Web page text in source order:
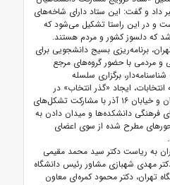
داد و گفت: این ستاد دارای شاخه‌های
و در این راستا تشکیل می‌شود که
که دلسوز کشور و مردم هستند.
برنامه‌ریزی بسیج دانشجویی برای
و مردمی با حضور گروه‌های مرجع
برگزاری سلسله
ایجاد «گذر انتخاب» در
حدفاصل سردر اصلی دانشگاه تهران و خیابان ۱۶ آذر با مشارکت تشکل‌های
فرهنگی دانشکده‌ها و میدان دادن به
مطرح شده از سوی اعضای
به ریاست دکتر سید محمد مقیمی
مهدی شهبازی مشاور رئیس دانشگاه
تهران، دکتر محمود کمره‌ای معاون